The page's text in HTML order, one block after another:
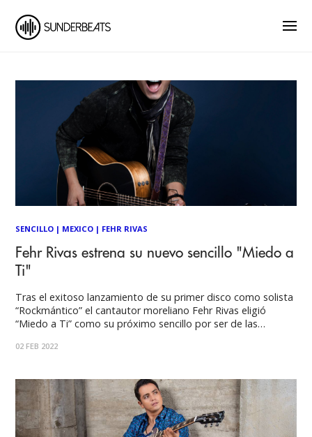
SENCILLO | MEXICO | FEHR RIVAS
Fehr Rivas estrena su nuevo sencillo "Miedo a
Ti"
Tras el exitoso lanzamiento de su primer disco como solista
“Rockmántico” el cantautor moreliano Fehr Rivas eligió
“Miedo a Ti” como su próximo sencillo por ser de las
ideal que es el mes del amor. Esta canción representa el
02 FEB 2022